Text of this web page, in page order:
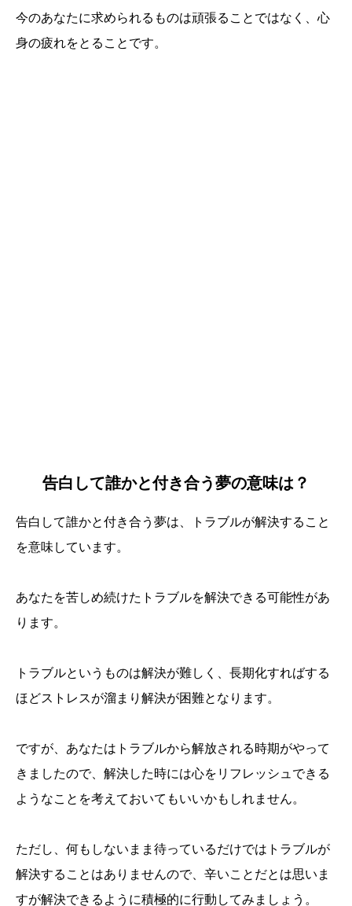
今のあなたに求められるものは頑張ることではなく、心
身の疲れをとることです。
告白して誰かと付き合う夢の意味は？
告白して誰かと付き合う夢は、トラブルが解決すること
を意味しています。
あなたを苦しめ続けたトラブルを解決できる可能性があ
ります。
トラブルというものは解決が難しく、長期化すればする
ほどストレスが溜まり解決が困難となります。
ですが、あなたはトラブルから解放される時期がやって
きましたので、解決した時には心をリフレッシュできる
ようなことを考えておいてもいいかもしれません。
ただし、何もしないまま待っているだけではトラブルが
解決することはありませんので、辛いことだとは思いま
すが解決できるように積極的に行動してみましょう。